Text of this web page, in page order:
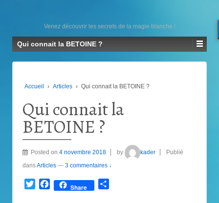
Venez découvrir les secrets de la magie blanche !
Qui connait la BETOINE ?
Accueil › Articles › Qui connait la BETOINE ?
Qui connait la
BETOINE ?
Posted on 4 novembre 2018 by kader
Publié
dansArticles — 3 commentaires ↓
TwitterFacebook
Share